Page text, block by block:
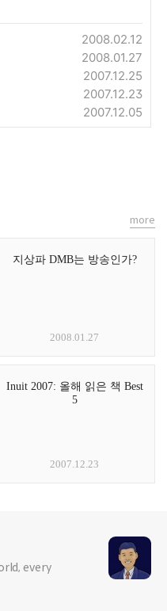
2008.02.12
2008.01.27
2007.12.25
2007.12.23
2007.12.05
지상파 DMB는 방송인가?
2008.01.27
Inuit 2007: 올해 읽은 책 Best
5
2007.12.23
more
every